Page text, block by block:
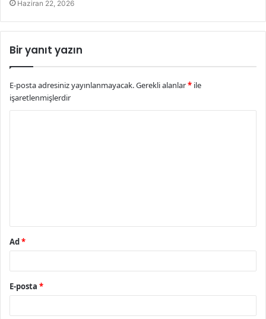
Haziran 22, 2026
Bir yanıt yazın
E-posta adresiniz yayınlanmayacak.Gerekli alanlar* ile
işaretlenmişlerdir
Ad*
E-posta *